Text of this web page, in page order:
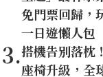
免門票回歸，
一日遊懶人包
3.搭機告別落枕
座椅升級，